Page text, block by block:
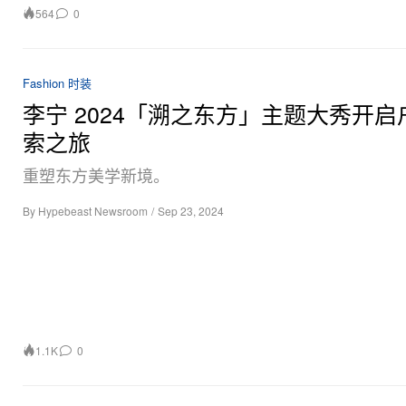
564 0
Fashion 时装
李宁 2024「溯之东方」主题大秀开启
索之旅
重塑东方美学新境。
By Hypebeast Newsroom / Sep 23, 2024
1.1K 0